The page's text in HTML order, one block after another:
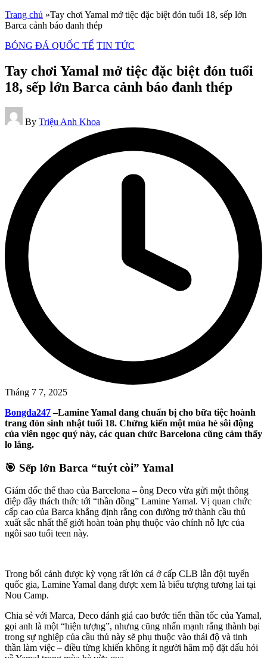
Skip
to
Trang chủ »Tay chơi Yamal mở tiệc đặc biệt đón tuổi 18, sếp lớn
Barca cảnh báo đanh thép
Posted
BÓNG ĐÁ QUỐC TẾ TIN TỨC
Tay chơi Yamal mở tiệc đặc biệt đón tuổi
18, sếp lớn Barca cảnh báo đanh thép
Posted
by
By Triệu Anh Khoa
Tháng 7 7, 2025
Bongda247–Lamine Yamal đang chuẩn bị cho bữa tiệc hoành
trang đón sinh nhật tuổi 18. Chứng kiến một mùa hè sôi động
của viên ngọc quý này, các quan chức Barcelona cũng cảm thấy
lo lắng.
🎯 Sếp lớn Barca “tuýt còi” Yamal
Giám đốc thể thao của Barcelona – ông Deco vừa gửi một thông
điệp đầy thách thức tới “thần đồng” Lamine Yamal. Vị quan chức
cấp cao của Barca khẳng định rằng con đường trở thành cầu thủ
xuất sắc nhất thế giới hoàn toàn phụ thuộc vào chính nỗ lực của
ngôi sao tuổi teen này.
Trong bối cảnh được kỳ vọng rất lớn cả ở cấp CLB lẫn đội tuyển
quốc gia, Lamine Yamal đang được xem là biểu tượng tương lai tại
Nou Camp.
Chia sẻ với Marca, Deco đánh giá cao bước tiến thần tốc của Yamal,
gọi anh là một “hiện tượng”, nhưng cũng nhấn mạnh rằng thành bại
trong sự nghiệp của cầu thủ này sẽ phụ thuộc vào thái độ và tinh
thần làm việc – điều từng khiến không ít người hâm mộ đặt dấu hỏi